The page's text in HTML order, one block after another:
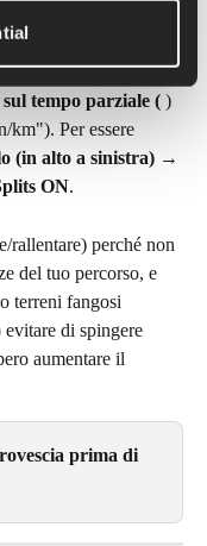
aggiornamenti in
sul tempo parziale ( )
km"). Per essere
(in alto a sinistra) →
ON.
rallentare) perché non
del tuo percorso, e
terreni fangosi
di spingere
aumentare il
prima di